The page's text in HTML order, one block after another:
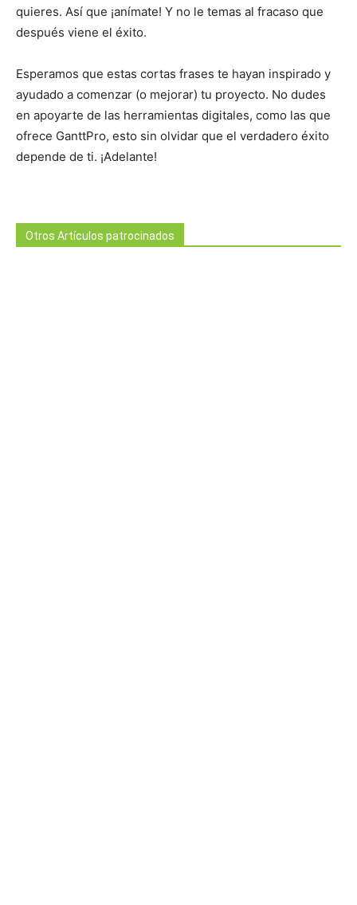
quieres. Así que ¡anímate! Y no le temas al fracaso que
después viene el éxito.
Esperamos que estas cortas frases te hayan inspirado y
ayudado a comenzar (o mejorar) tu proyecto. No dudes
en apoyarte de las herramientas digitales, como las que
ofrece GanttPro, esto sin olvidar que el verdadero éxito
depende de ti. ¡Adelante!
Otros Artículos patrocinados